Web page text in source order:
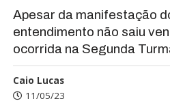
Apesar da manifestação
entendimento não saiu
ocorrida na Segunda
Caio Lucas
11/05/23